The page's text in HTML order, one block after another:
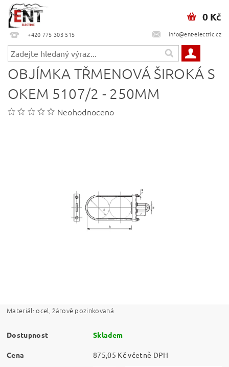
+420 775 303 515 info@ent-electric.cz
0 Kč
OBJÍMKA TŘMENOVÁ ŠIROKÁ S
OKEM 5107/2 - 250MM
Neohodnoceno
Materiál: ocel, žárově pozinkovaná
Dostupnost Skladem
Cena 875,05 Kč včetně DPH